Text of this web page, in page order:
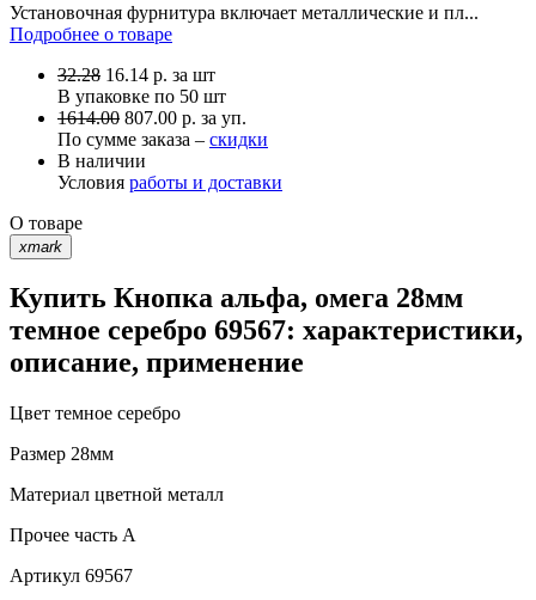
Установочная фурнитура включает металлические и пл...
Подробнее о товаре
32.28 16.14 р. за шт
В упаковке по 50 шт
1614.00 807.00 р. за уп.
По сумме заказа – скидки
В наличии
Условия работы и доставки
О товаре
xmark
Купить Кнопка альфа, омега 28мм
темное серебро 69567: характеристики,
описание, применение
Цвет темное серебро
Размер 28мм
Материал цветной металл
Прочее часть A
Артикул 69567